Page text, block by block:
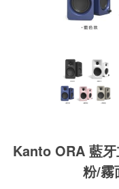
Kanto ORA 藍
粉/霧